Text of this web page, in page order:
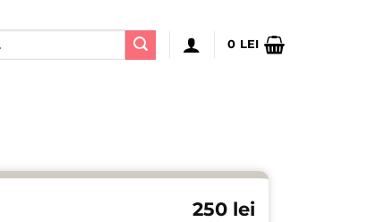
0 LEI
250 lei